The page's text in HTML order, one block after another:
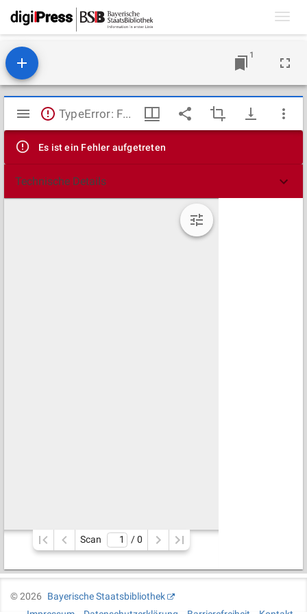
1
Mirador
Viewer
TypeError: Failed to fetch
Es ist ein Fehler aufgetreten
Technische Details
Scan / 0
©2026
Bayerische Staatsbibliothek